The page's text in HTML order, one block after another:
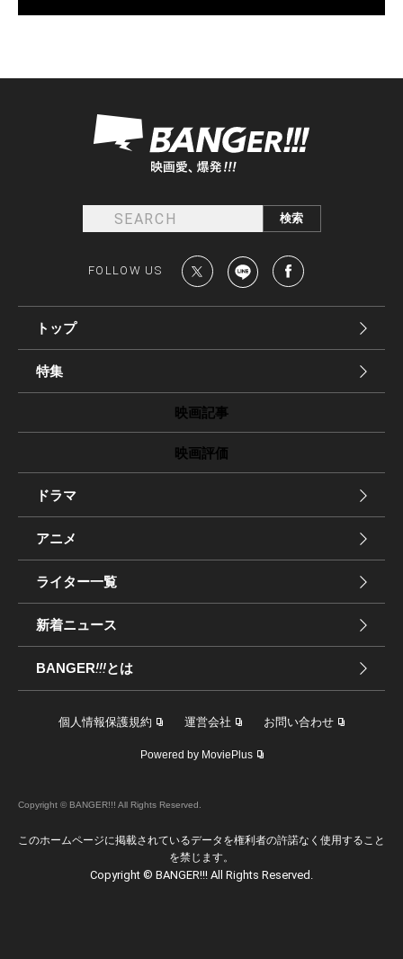
FOLLOW US
トップ
特集
映画記事
映画評価
ドラマ
アニメ
ライター一覧
新着ニュース
BANGER!!!とは
個人情報保護規約 運営会社 お問い合わせ
Powered by MoviePlus
Copyright © BANGER!!! All Rights Reserved.
このホームページに掲載されているデータを権利者の許諾なく使用すること
を禁じます。
Copyright © BANGER!!! All Rights Reserved.